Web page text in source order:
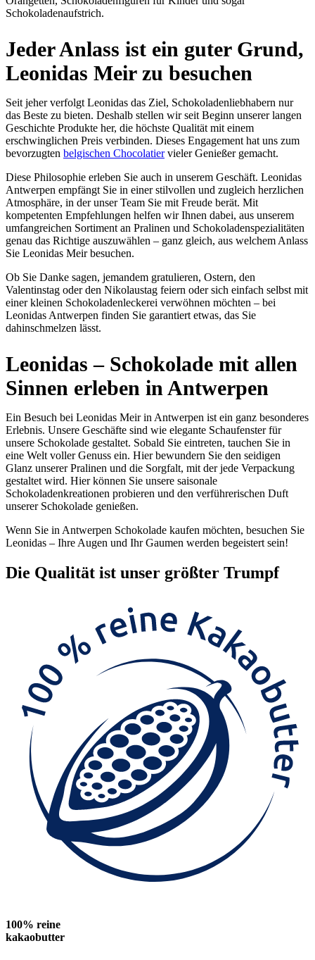
Schokoladenaufstrich.
Jeder Anlass ist ein guter Grund,
Leonidas Meir zu besuchen
Seit jeher verfolgt Leonidas das Ziel, Schokoladenliebhabern nur
das Beste zu bieten. Deshalb stellen wir seit Beginn unserer langen
Geschichte Produkte her, die höchste Qualität mit einem
erschwinglichen Preis verbinden. Dieses Engagement hat uns zum
bevorzugten belgischen Chocolatiervieler Genießer gemacht.
Diese Philosophie erleben Sie auch in unserem Geschäft. Leonidas
Antwerpen empfängt Sie in einer stilvollen und zugleich herzlichen
Atmosphäre, in der unser Team Sie mit Freude berät. Mit
kompetenten Empfehlungen helfen wir Ihnen dabei, aus unserem
umfangreichen Sortiment an Pralinen und Schokoladenspezialitäten
genau das Richtige auszuwählen – ganz gleich, aus welchem Anlass
Sie Leonidas Meir besuchen.
Ob Sie Danke sagen, jemandem gratulieren, Ostern, den
Valentinstag oder den Nikolaustag feiern oder sich einfach selbst mit
einer kleinen Schokoladenleckerei verwöhnen möchten – bei
Leonidas Antwerpen finden Sie garantiert etwas, das Sie
dahinschmelzen lässt.
Leonidas – Schokolade mit allen
Sinnen erleben in Antwerpen
Ein Besuch bei Leonidas Meir in Antwerpen ist ein ganz besonderes
Erlebnis. Unsere Geschäfte sind wie elegante Schaufenster für
unsere Schokolade gestaltet. Sobald Sie eintreten, tauchen Sie in
eine Welt voller Genuss ein. Hier bewundern Sie den seidigen
Glanz unserer Pralinen und die Sorgfalt, mit der jede Verpackung
gestaltet wird. Hier können Sie unsere saisonale
Schokoladenkreationen probieren und den verführerischen Duft
unserer Schokolade genießen.
Wenn Sie in Antwerpen Schokolade kaufen möchten, besuchen Sie
Leonidas – Ihre Augen und Ihr Gaumen werden begeistert sein!
Die Qualität ist unser größter Trumpf
100% reine
kakaobutter